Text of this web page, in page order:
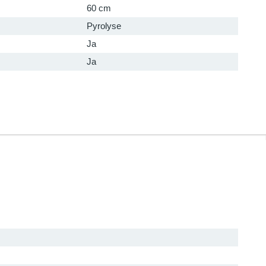
60 cm
Pyrolyse
Ja
Ja